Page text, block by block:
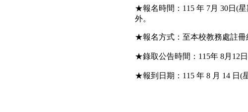
★報名時間：115 年 7月 30日(星
外。
★報名方式：至本校教務處註冊
★錄取公告時間：115年 8月12
★報到日期：115 年 8 月 14 日(